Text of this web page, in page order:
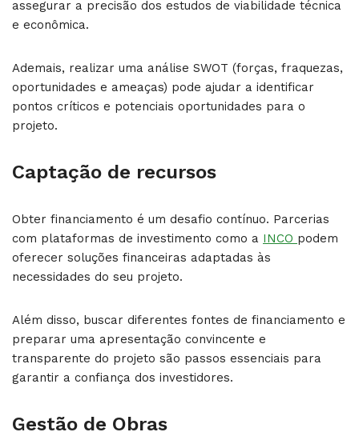
assegurar a precisão dos estudos de viabilidade técnica
e econômica.
Ademais, realizar uma análise SWOT (forças, fraquezas,
oportunidades e ameaças) pode ajudar a identificar
pontos críticos e potenciais oportunidades para o
projeto.
Captação de recursos
Obter financiamento é um desafio contínuo. Parcerias
com plataformas de investimento como a INCO podem
oferecer soluções financeiras adaptadas às
necessidades do seu projeto.
Além disso, buscar diferentes fontes de financiamento e
preparar uma apresentação convincente e
transparente do projeto são passos essenciais para
garantir a confiança dos investidores.
Gestão de Obras